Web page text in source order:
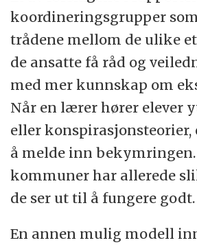
koordineringsgrupper
trådene mellom de ulike
de ansatte få råd og
med mer kunnskap om
Når en lærer hører elever
eller konspirasjonsteorier,
å melde inn
kommuner har allerede
de ser ut til å fungere godt.
En annen mulig modell